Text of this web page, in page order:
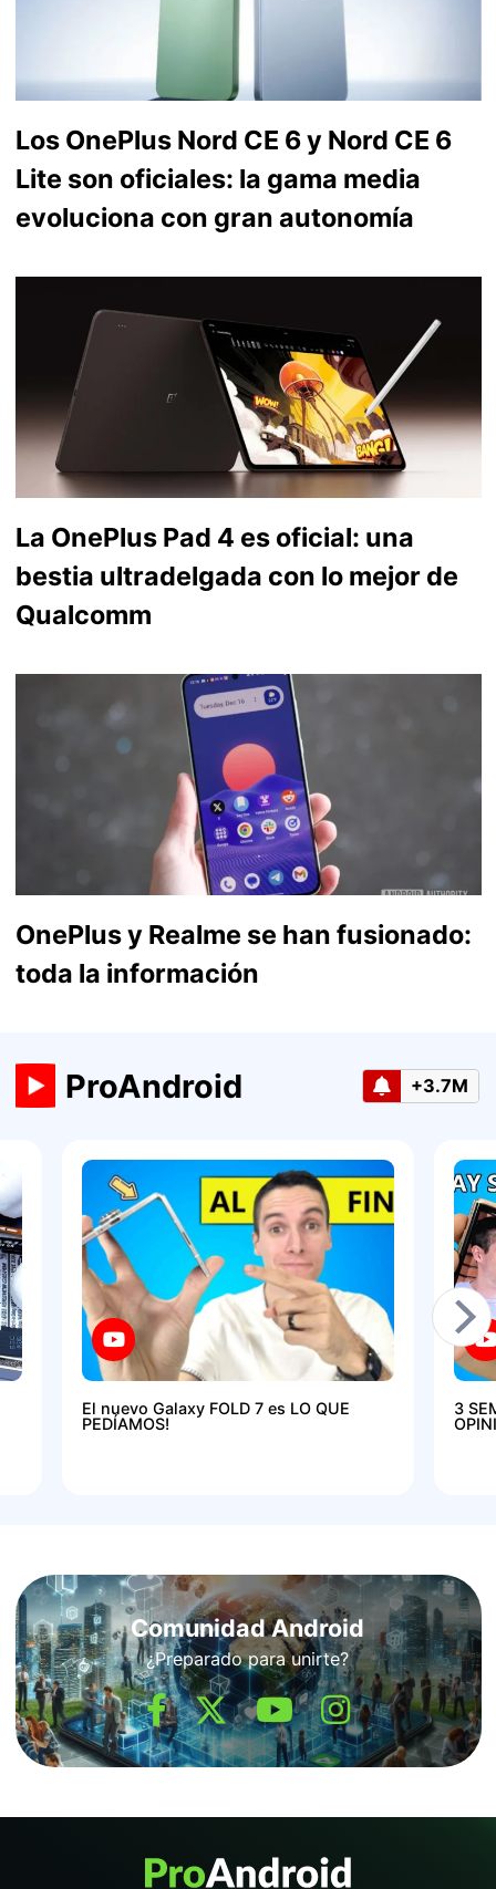
Los OnePlus Nord CE 6 y Nord CE 6
Lite son oficiales: la gama media
evoluciona con gran autonomía
La OnePlus Pad 4 es oficial: una
bestia ultradelgada con lo mejor de
Qualcomm
OnePlus y Realme se han fusionado:
toda la información
ProAndroid +3.7M
El nuevo Galaxy FOLD 7 es LO QUE
PEDÍAMOS!
3
Comunidad Android
¿Preparado para unirte?